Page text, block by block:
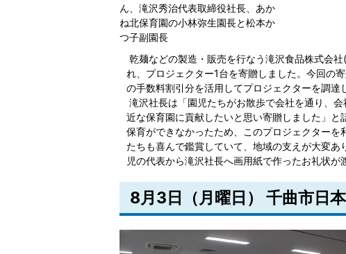
ん、滝沢秀治代表取締役社長、あか
ね北保育園の小林弥生園長と松本か
つ子副園長
乾麺などの製造・販売を行なう滝沢食品株式会
れ、プロジェクター1台を寄贈しました。今回の
の手数料割引分を活用してプロジェクターを調達
滝沢社長は「園児たちがお散歩で会社を通り、
近な保育園に貢献したいと思い寄贈しました」
保育ができなかったため、このプロジェクター
たちも喜んで鑑賞していて、地域の支えが大変
児の代表から滝沢社長へ画用紙で作ったお礼状が
8月3日（月曜日） 千曲市日